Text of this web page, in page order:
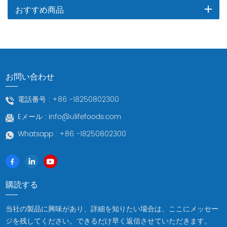
おすすめ商品
お問い合わせ
電話番号 : +86 -18250802300
Eメール : info@ulifefoods.com
Whatsapp : +86 -18250802300
購読する
当社の製品に興味があり、詳細を知りたい場合は、ここにメッセー
ジを残してください。できるだけ早く返信させていただきます。